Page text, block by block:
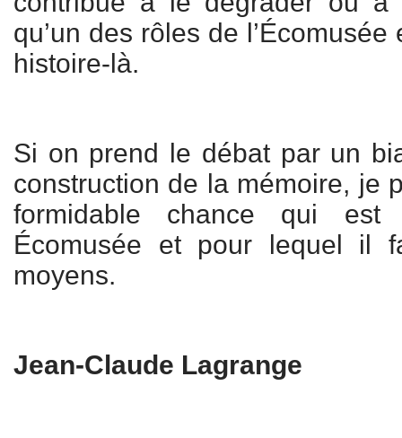
qu’un des rôles de
histoire-là.
Si on prend le débat par un
construction de la mémoire, je
formidable chance qui est
Écomusée et pour lequel il
moyens.
Jean-Claude Lagrange